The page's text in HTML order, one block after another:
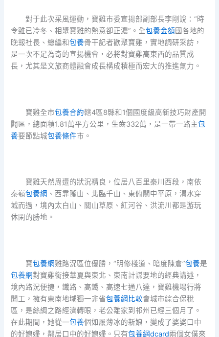
對于此次采風運動，寶雞市委宣揚部副部長李剛說：“時
令雖已冷冬、相聚寶雞的熱意卻正濃”。全包養金額國各地的
晚報社長、總編和包養骨干記者歡聚寶雞，實地調研采訪，
是一次不足為奇的宣揚機會，必將對寶雞高東西的品質成
長，尤其是文旅商體融會成長構成積極而宏大的推進氣力。
寶雞全市包養合約轄4區8縣和1個國度級高新技巧財產開
闢區，總面積1.81萬平方公里，生齒332萬，是一帶一路主包
養要節點城包養條件市。
寶雞天然周遭的狀況精良，位居八百里秦川西段，南依
秦嶺包養網 、西靠隴山、北臨千山、東俯關中平原，渭水穿
城而過，境內太白山、關山草原、紅河谷、洪流川都是游玩
休閑的勝地。
寶包養網雞路況區位優勝，“明修棧道、暗度陳倉”包養是
包養網對寶雞銜接華夏與東北、東南計謀要地的經典講述，
境內路況便捷，鐵路、高鐵、高速七通八達，寶雞機場行將
開工，擁有東南地域獨一非省包養網比較會城市綜合保稅
區，是絲綢之路經濟轉眼，老公離家到祁州已經三個月了。
在此期間，她從一包養個如履薄冰的新娘，變成了婆婆口中
的好媳婦，鄰居口中的好媳婦。只有包養網dcard兩個女僕來